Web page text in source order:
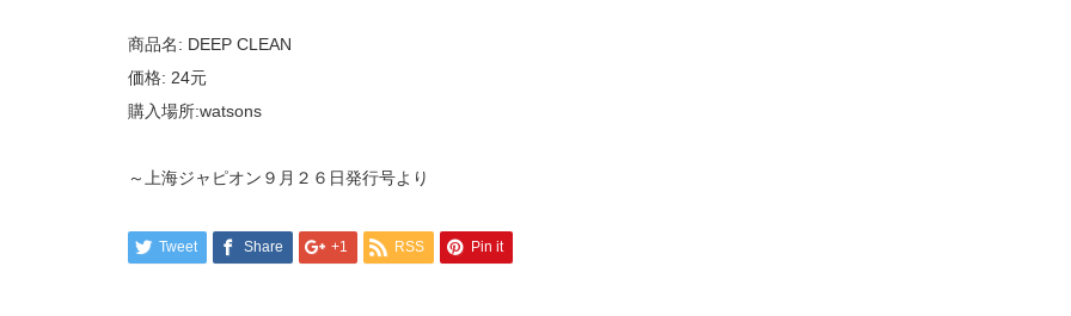
商品名: DEEP CLEAN
価格: 24元
購入場所:watsons
～上海ジャピオン９月２６日発行号より
Tweet Share +1 RSS Pin it